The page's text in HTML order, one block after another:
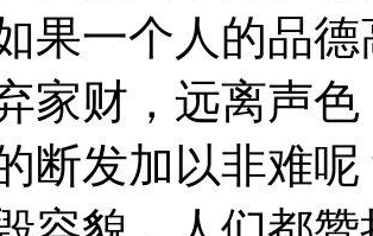
果一个人的品
家财，远离声
断发加以非难